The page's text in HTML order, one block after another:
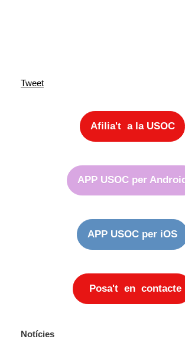
Tweet
Afilia't a la USOC
APP USOC per Android
APP USOC per iOS
Posa't en contacte
Notícies